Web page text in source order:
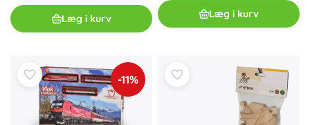
Læg i kurv Læg i kurv
-11%